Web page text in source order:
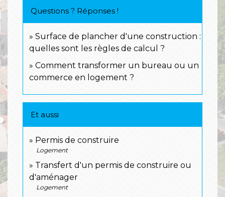
Questions ? Réponses !
Surface de plancher d'une construction :
quelles sont les règles de calcul ?
Comment transformer un bureau ou un
commerce en logement ?
Et aussi
Permis de construire
Logement
Transfert d'un permis de construire ou
d'aménager
Logement